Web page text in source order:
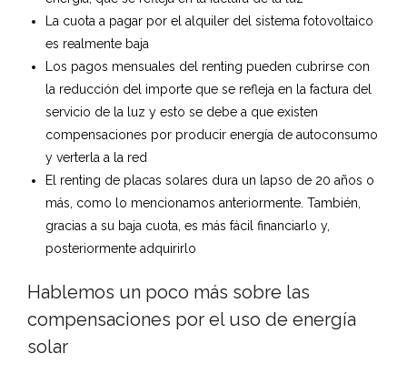
La cuota a pagar por el alquiler del sistema fotovoltaico
es realmente baja
Los pagos mensuales del renting pueden cubrirse con
la reducción del importe que se refleja en la factura del
servicio de la luz y esto se debe a que existen
compensaciones por producir energía de autoconsumo
y verterla a la red
El renting de placas solares dura un lapso de 20 años o
más, como lo mencionamos anteriormente. También,
gracias a su baja cuota, es más fácil financiarlo y,
posteriormente adquirirlo
Hablemos un poco más sobre las
compensaciones por el uso de energía
solar